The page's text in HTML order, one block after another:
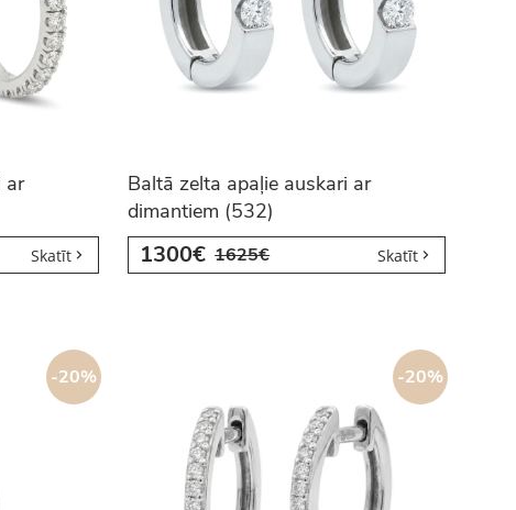
ar
Skatīt
Baltā zelta apaļie auskari ar
dimantiem (532)
1300€ 1625€ Skatīt
-20% -20%